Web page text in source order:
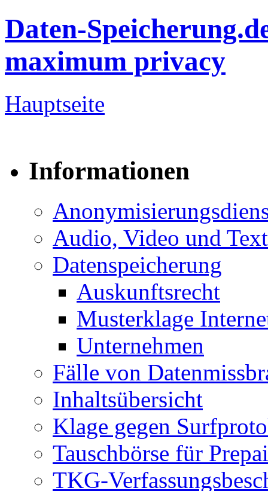
Daten-
maximum privacy
Hauptseite
Informationen
Audio, Video und Text
Datenspeicherung
Auskunftsrecht
Musterklage
Unternehmen
Fälle von
Inhaltsübersicht
Klage gegen
Tauschbörse für
TKG-